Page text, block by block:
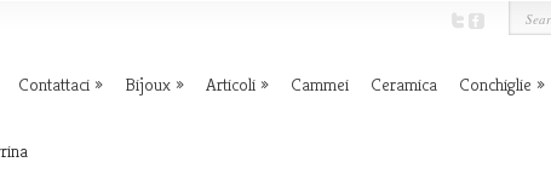
Contattaci Bijoux Articoli Cammei Ceramica Conchiglie